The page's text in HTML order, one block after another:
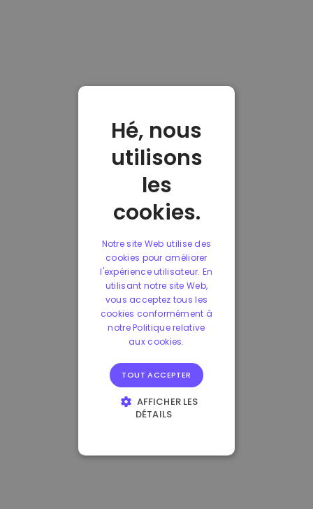
Hé, nous
utilisons
les
cookies.
Notre site Web utilise des
cookies pour améliorer
l'expérience utilisateur. En
utilisant notre site Web,
vous acceptez tous les
cookies conformément à
notre Politique relative
aux cookies.
TOUT ACCEPTER
AFFICHER LES
DÉTAILS